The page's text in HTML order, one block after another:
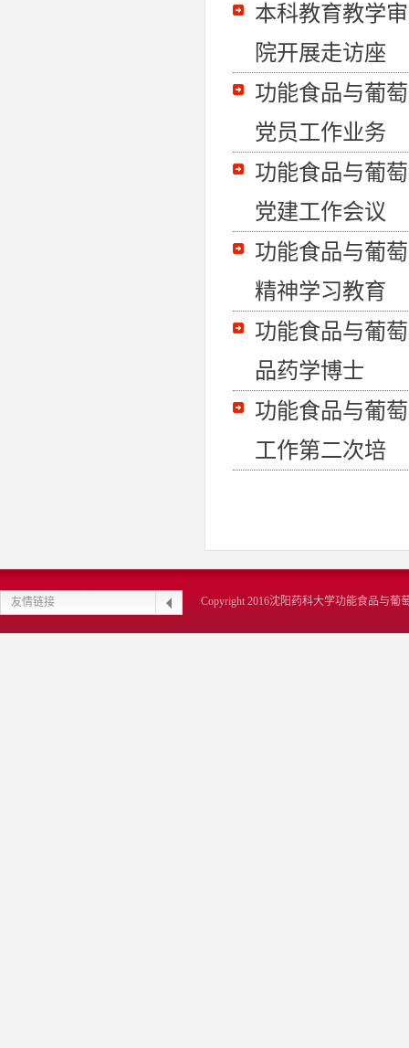
本科教育教学
院开展走访座
功能食品与葡
党员工作业务
功能食品与葡
党建工作会议
功能食品与葡
精神学习教育
功能食品与葡
品药学博士
功能食品与葡
工作第二次培
友情链接 Copyright 2016沈阳药科大学功能食品与葡